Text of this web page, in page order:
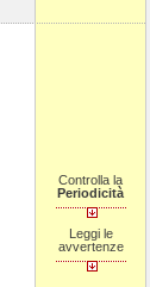
Controlla la
Periodicità
Leggi le
avvertenze